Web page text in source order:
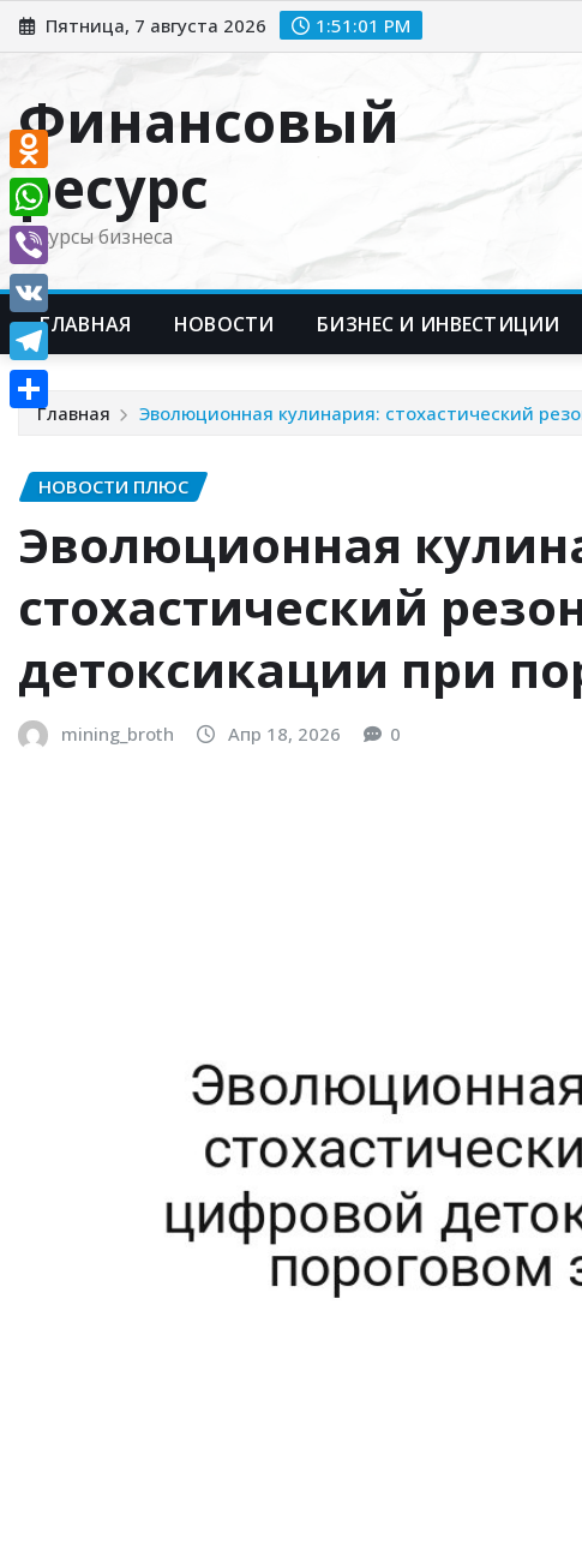
Перейти
к
Пятница, 7 августа 2026 1:51:02 PM
Финансовый
ресурс
Ресурсы бизнеса
ГЛАВНАЯ НОВОСТИ БИЗНЕС И ИНВЕСТИЦИИ
Главная Эволюционная кулинария: стохастический
НОВОСТИ ПЛЮС
Эволюционная
стохастический
детоксикации при
mining_broth Апр 18, 2026 0
Odnoklassniki
WhatsApp
Viber
VK
Telegram
Отправить